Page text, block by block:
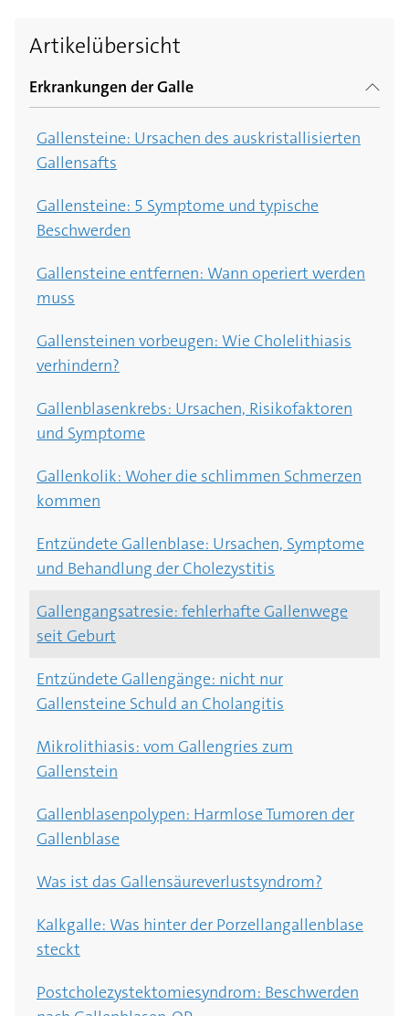
Artikelübersicht
Erkrankungen der Galle
Gallensteine: Ursachen des auskristallisierten
Gallensafts
Gallensteine: 5 Symptome und typische
Beschwerden
Gallensteine entfernen: Wann operiert werden
muss
Gallensteinen vorbeugen: Wie Cholelithiasis
verhindern?
Gallenblasenkrebs: Ursachen, Risikofaktoren
und Symptome
Gallenkolik: Woher die schlimmen Schmerzen
kommen
Entzündete Gallenblase: Ursachen, Symptome
und Behandlung der Cholezystitis
Gallengangsatresie: fehlerhafte Gallenwege
seit Geburt
Entzündete Gallengänge: nicht nur
Gallensteine Schuld an Cholangitis
Mikrolithiasis: vom Gallengries zum
Gallenstein
Gallenblasenpolypen: Harmlose Tumoren der
Gallenblase
Was ist das Gallensäureverlustsyndrom?
Kalkgalle: Was hinter der Porzellangallenblase
steckt
Postcholezystektomiesyndrom: Beschwerden